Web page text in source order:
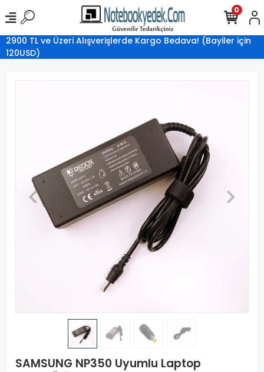
2900 TL ve Üzeri Alışverişlerde Kargo Bedava! (Bayiler için
120USD)
0
SAMSUNG NP350 Uyumlu Laptop